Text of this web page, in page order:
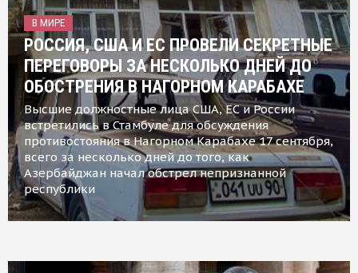
В МИРЕ
РОССИЯ, США И ЕС ПРОВЕЛИ СЕКРЕТНЫЕ
ПЕРЕГОВОРЫ ЗА НЕСКОЛЬКО ДНЕЙ ДО
ОБОСТРЕНИЯ В НАГОРНОМ КАРАБАХЕ
Высшие должностные лица США, ЕС и России
встретились в Стамбуле для обсуждения
противостояния в Нагорном Карабахе 17 сентября,
всего за несколько дней до того, как
Азербайджан начал обстрел непризнанной
республики